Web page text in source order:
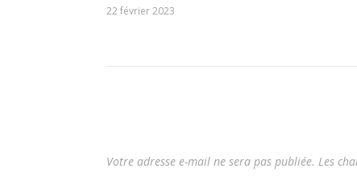
22 février 2023
Votre adresse e-mail ne sera pas publiée. Les